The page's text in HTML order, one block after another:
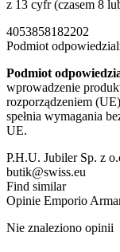
z 13 cyfr (czasem 8
4053858182202
Podmiot
Podmiot
wprowadzenie
rozporządzeniem
spełnia wymagania
UE.
P.H.U. Jubiler Sp. z
butik@swiss.eu
Find similar
Opinie Emporio
Nie znaleziono opinii